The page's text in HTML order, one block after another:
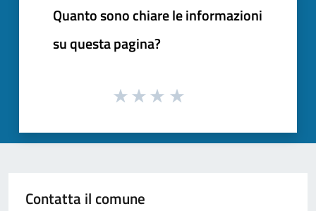
Quanto sono chiare le informazioni
su questa pagina?
Contatta il comune